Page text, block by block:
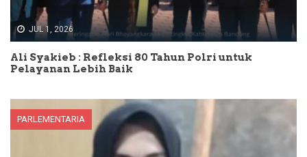
JUL 1, 2026
Ali Syakieb : Refleksi 80 Tahun Polri untuk
Pelayanan Lebih Baik
PARLEMENTARIA